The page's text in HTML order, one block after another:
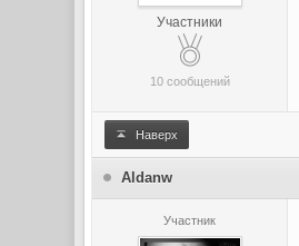
Участники
10 сообщений
Наверх
Aldanw
Участник